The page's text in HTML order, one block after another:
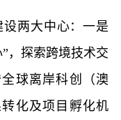
两大中心：一是
，探索跨境技术交
球离岸科创（澳
化及项目孵化机